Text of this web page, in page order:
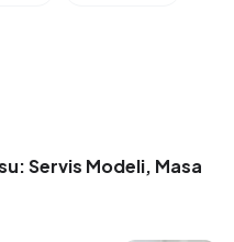
Servis Modeli, Masa